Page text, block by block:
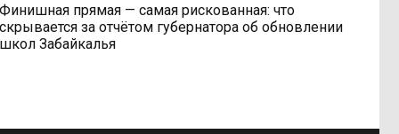
Финишная прямая — самая рискованная: что
скрывается за отчётом губернатора об обновлении
школ Забайкалья